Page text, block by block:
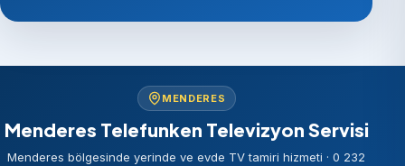
MENDERES
Menderes Telefunken Televizyon Servisi
Menderes bölgesinde yerinde ve evde TV tamiri hizmeti · 0 232